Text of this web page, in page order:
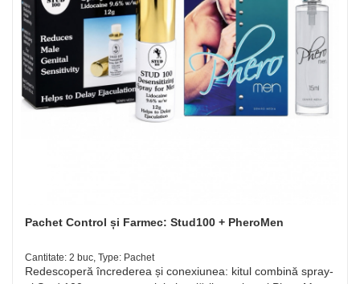
Pachet Control și Farmec: Stud100 + PheroMen
Cantitate: 2 buc, Type: Pachet
Redescoperă încrederea și conexiunea: kitul combină spray-